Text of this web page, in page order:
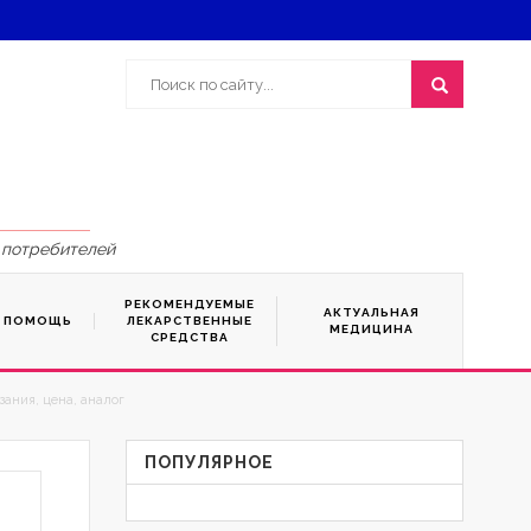
ПОМОЩЬ
РЕКОМЕНДУЕМЫЕ
ЛЕКАРСТВЕННЫЕ
СРЕДСТВА
АКТУАЛЬНАЯ
МЕДИЦИНА
цена, аналог
ПОПУЛЯРНОЕ